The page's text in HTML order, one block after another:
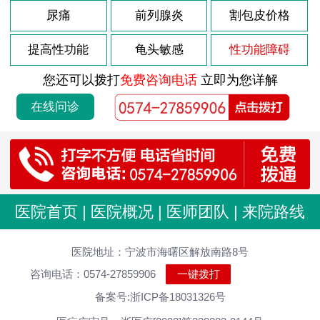
龟头炎是什么引起 2026-08-03
包皮龟头炎会复发吗 2026-08-03
导致包皮龟头炎原因 2026-08-03
前列腺肥大如何调理 2026-08-03
前列腺肥大什么原因 2026-08-03
前列腺炎的病因是什么 2026-08-03
前列腺的症状是怎样的 2026-08-03
男性尿道炎发病原因分析
尿道炎症状 男性怎么治疗
男性尿道炎会有什么原因
急性尿道炎持续多久
男性尿道炎怎么好
尿痛 前列腺炎 割包皮价格
提高性功能 龟头敏感 性功能障碍
您还可以拨打免费咨询电话立即为您详解
在线问诊
医院首页 | 医院概况 | 医师团队 | 来院路线
医院地址：宁波市海曙区解放南路8号
咨询电话：0574-27859906
一键拨打
备案号:浙ICP备18031326号